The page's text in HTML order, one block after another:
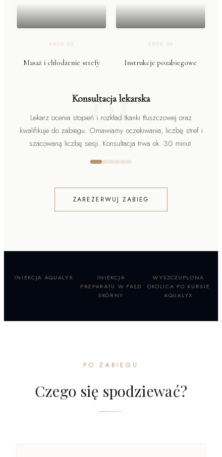
KROK 05
Masaż i chłodzenie strefy
KROK 06
Instrukcje pozabiegowe
01
Konsultacja lekarska
Lekarz ocenia stopień i rozkład tkanki tłuszczowej oraz
kwalifikuje do zabiegu. Omawiamy oczekiwania, liczbę stref i
szacowaną liczbę sesji. Konsultacja trwa ok. 30 minut.
ZAREZERWUJ ZABIEG
INIEKCJA AQUALYX
INIEKCJA
PREPARATU W FAŁD
SKÓRNY
WYSZCZUPLONA
OKOLICA PO KURSIE
AQUALYX
PO ZABIEGU
Czego się spodziewać?